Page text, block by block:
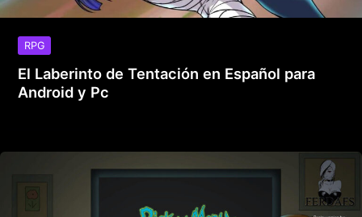
RPG
El Laberinto de Tentación en Español para
Android y Pc